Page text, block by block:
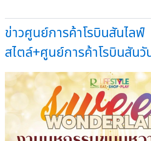
ข่าวศูนย์การค้าโรบินสันไลฟ์
สไตล์+ศูนย์การค้าโรบินสัน